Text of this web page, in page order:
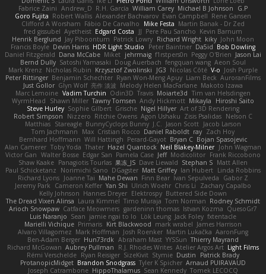
Fabrice Zaini Andrew_D R.H. García William Carey Michael B Johnson
G.P
Goro Fujita Robert Wallis Alexander Bachvarov Evan Campbell Rene Gansen
Clifford A Worsham Fábio De Carvalho Mike Festa Martin Banak - Dr Zed
fred gissubel Ayetheist Edgard Costa JJ Pere Pau Sancho Kevin Barnum
Henrik Berglund Jay Piboontum Patrick Lowry Richard Wright kiky John Moon
Francis Boyle Devin Harris HDR Light Studio Peter Baintner Da5id Bob Dowling
Daniel Fitzgerald Dana McCabe Miket jehrmaig f1rstpers0n Peggy O'Brien Jason Lai
Bernd Dully Satoshi Yamasaki Doug Auerbach fengquan wang Aeon Soul
Mark Krenz Nicholas Rubin Krzysztof Zwolinski JG3 Nicolas Côté V-o Josh Purple
Peter Rittinger Benjamin Schechter Ryan Won-Meng Apuy Liam Beck AuroranFilms
Just Gollor Glyn Wolf 亮作 淡波 Melody Helen MacFarlane Makoto Izawa
Marc Lemoine Vadim Turchin Odin3D Travis Moiarte3d Tim van Helsdingen
WyrmHead
Shawn Miller Tawny Tomsen Andy Hickmott Mikayla
Hiroshi Saito
Steve Hurley Sophie Gilbert Grische Nigel Hillyer Art of 3D Rendering
Robert Simpson
Nizzero Ritchie Owens Agon Ushaku Zisis Psalidas Nelson C
Matthias Stareagle BunnyCyclops Bunny J.C. Jason Scott Jacob Larson
Tom Jachmann
Max Cristian Rocco Daniel Raboldt ray Zach Hoy
Bernhard Hoffmann Will Hattingh Perard-Gayot Bryan C Bojan Spasojevic
Alan Camerer Toby Yoda Thater Hazel Quantock Neil Blakey-Milner John Wagman
Victor Gan Walter Bosse Edgar San Pamela Case Jeff Modicolitor Frank Riccobono
Shaw Kaake Panagiotis Tourlas 果冻_JS Dave Liewald Stephan S Matt Allen
Paul Schicketanz
Norimichi Sano DGagster Matt Griffey Ian Hubert Linda Robbins
Richard Lyons Joanne Tai Mahe Dewan Finn Bear Ivan Sepulveda
Gabor Z
Jeremy Park
Cameron Keffer Yan Shi Ulrich Woehr Chris Li
Zachary Capalbo
Kelly Johnson Hannes Dreyer Elektrospy Buttered Side Down
The Dread Vixen Alinsa Laura Kimmel Timo Muraja Tom Norman Rodney Schmidt
Arioch Snowpaw Catface Meowmers gardeninn thomas Istvan Kozma QuesoGr7
Luis Naranjo Sean jamie ngai to lo Lök Leung Jack Foley fxtentacle
Marielli Vichique Primaris Kirt Blackwood mark wrabel James Harrison
Alvaro Villagomez Mark Hoffman Josh Roenker Martin Lukačka AaronFung
Ben-Adam Berger Hun73rdk Abraham Mast YYSSun Thierry Mayrand
Richard McGowan Aubrey Pullman R.J. Rhodes Writes Atelier Argos Art Light Films
Rémi Verschelde Ryan Reisiger SizeKivit Stymie Dustin
Patrick Brady
ProtanopicMidget Brandon Snodgrass Tyler K Spicher Arnaud PUIRAVAUD
Joseph Catrambone HippoThalamus Sean Kennedy Tomek LECOCQ